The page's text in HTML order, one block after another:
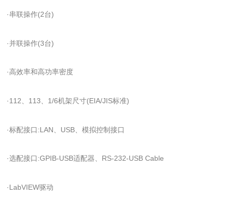
·串联操作(2台)
·并联操作(3台)
·高效率和高功率密度
·112、113、1/6机架尺寸(EIA/JIS标准)
·标配接口:LAN、USB、模拟控制接口
·选配接口:GPIB-USB适配器、RS-232-USB Cable
·LabVIEW驱动